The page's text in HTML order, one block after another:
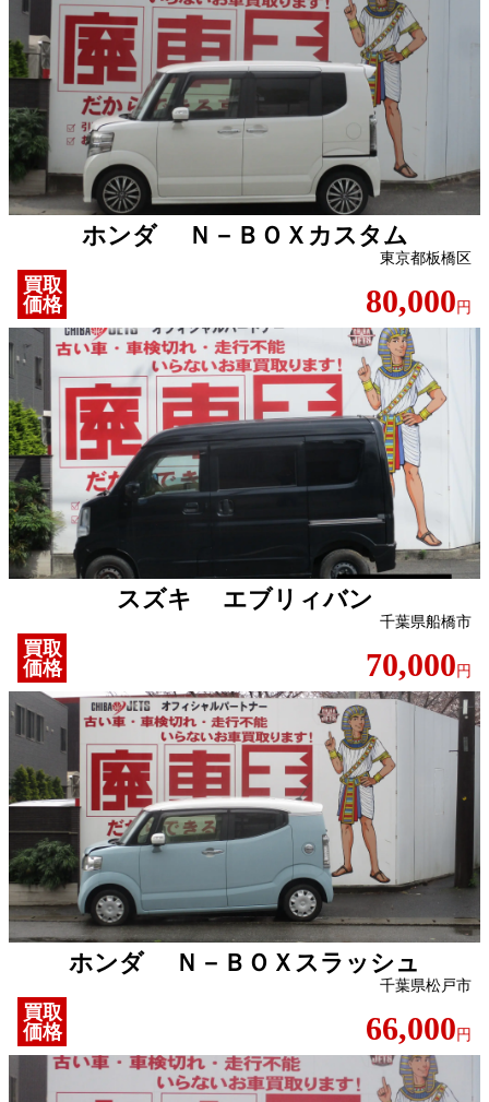
ホンダ Ｎ－ＢＯＸカスタム
東京都板橋区
買取
価格
80,000 円
スズキ エブリィバン
千葉県船橋市
買取
価格
70,000 円
ホンダ Ｎ－ＢＯＸスラッシュ
千葉県松戸市
買取
価格
66,000 円